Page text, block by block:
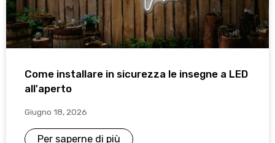
Come installare in sicurezza le insegne a LED
all'aperto
Giugno 18, 2026
Per saperne di più